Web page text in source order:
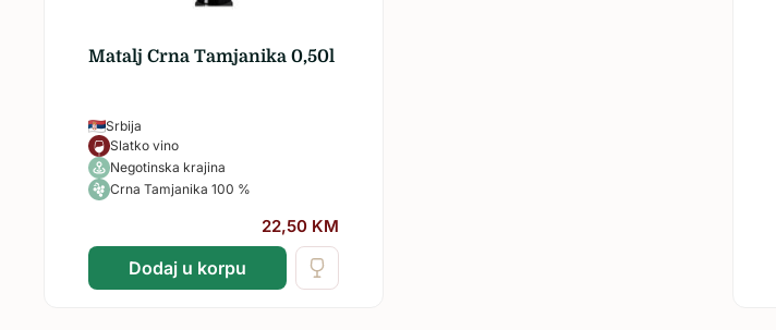
Matalj Crna Tamjanika 0,50l
Srbija
Slatko vino
Negotinska krajina
Crna Tamjanika 100 %
22,50 KM
Dodaj u korpu